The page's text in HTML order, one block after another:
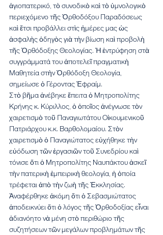
ἁγιοπατερικό, τὸ συνοδικὸ καὶ τὸ ὑμνολογικὸ
περιεχόμενο τῆς Ὀρθοδόξου Παραδόσεως
καὶ ἔτσι προβάλλει στὶς ἡμέρες μας ὡς
ἀσφαλὴς ὁδηγὸς γιὰ τὴν βίωση καὶ προβολὴ
τῆς Ὀρθόδοξης Θεολογίας. Ἡ ἐντρύφηση στὰ
συγγράμματά του ἀποτελεῖ πραγματικὴ
Μαθητεία στὴν Ὀρθόδοξη Θεολογία,
σημείωσε ὁ Γέροντας Ἐφραίμ.
Στὸ βῆμα ἀνέβηκε ἔπειτα ὁ Μητροπολίτης
Κρήνης κ. Κύριλλος, ὁ ὁποῖος ἀνέγνωσε τὸν
χαιρετισμὸ τοῦ Παναγιωτάτου Οἰκουμενικοῦ
Πατριάρχου κ.κ. Βαρθολομαίου. Στὸν
χαιρετισμὸ ὁ Παναγιώτατος εὐχήθηκε τὴν
εὐόδωση τῶν ἐργασιῶν τοῦ Συνεδρίου καὶ
τόνισε ὅτι ὁ Μητροπολίτης Ναυπάκτου ἀσκεῖ
τὴν πατερικὴ ἐμπειρικὴ θεολογία, ἡ ὁποία
τρέφεται ἀπὸ τὴν ζωὴ τῆς Ἐκκλησίας.
Ἀναφέρθηκε ἀκόμη ὅτι ὁ Σεβασμιώτατος
ἀποδεικνύει ὅτι ὁ λόγος τῆς Ὀρθοδοξίας εἶναι
ἀδιανόητο νὰ μένη στὸ περιθώριο τῆς
συζητήσεων τῶν μεγάλων προβλημάτων τῆς